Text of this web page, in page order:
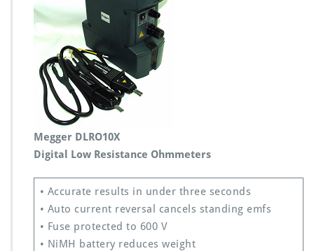
Megger DLRO10X
Digital Low Resistance Ohmmeters
• Accurate results in under three seconds
• Auto current reversal cancels standing emfs
• Fuse protected to 600 V
• NiMH battery reduces weight